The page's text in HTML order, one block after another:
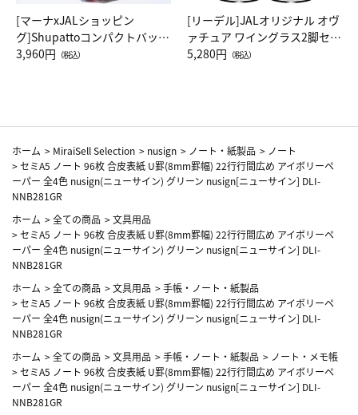
[マーナxJALショッピン
グ]Shupattoコンパクトバッグ
Drop JAL客室乗務員（LC）ス
3,960円 （税込）
[リーデル]JALオリジナル オヴ
ァチュア ワイングラス2脚セッ
ト（レッドワイン）
5,280円 （税込）
ホーム > MiraiSell Selection > nusign > ノート・紙製品 > ノート
>セミA5 ノート 96枚 合皮表紙 U罫(8mm罫幅) 22行行間広め アイボリーペ
ーパー 全4色 nusign(ニューサイン) グリーン nusign[ニューサイン] DLI-
NNB281GR
ホーム >全ての商品 >文具用品
>セミA5 ノート 96枚 合皮表紙 U罫(8mm罫幅) 22行行間広め アイボリーペ
ーパー 全4色 nusign(ニューサイン) グリーン nusign[ニューサイン] DLI-
NNB281GR
ホーム >全ての商品 >文具用品 >手帳・ノート・紙製品
>セミA5 ノート 96枚 合皮表紙 U罫(8mm罫幅) 22行行間広め アイボリーペ
ーパー 全4色 nusign(ニューサイン) グリーン nusign[ニューサイン] DLI-
NNB281GR
ホーム >全ての商品 >文具用品 >手帳・ノート・紙製品 > ノート・メモ帳
>セミA5 ノート 96枚 合皮表紙 U罫(8mm罫幅) 22行行間広め アイボリーペ
ーパー 全4色 nusign(ニューサイン) グリーン nusign[ニューサイン] DLI-
NNB281GR